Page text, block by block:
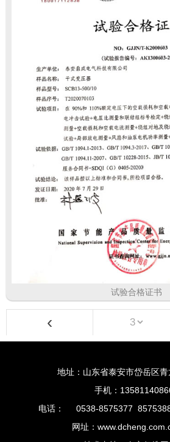
试验合格证书
‹
地址：山东省泰安市岱岳区
手机：
电话：
0538-8575377
网址：